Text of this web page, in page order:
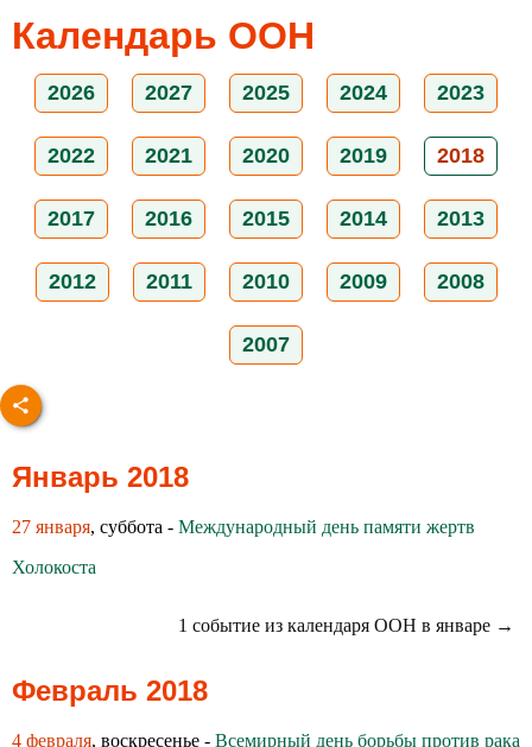
Календарь ООН
2026 2027 2025 2024 2023
2022 2021 2020 2019 2018
2017 2016 2015 2014 2013
2012 2011 2010 2009 2008
2007
Январь 2018
27 января, суббота - Международный день памяти жертв
Холокоста
1 событие из календаря ООН в январе →
Февраль 2018
4 февраля, воскресенье - Всемирный день борьбы против рака